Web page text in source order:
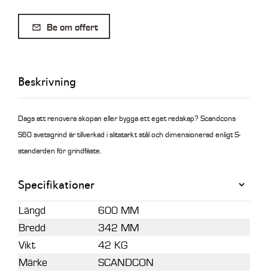
mängd
Be om offert
Beskrivning
Dags att renovera skopan eller bygga ett eget redskap? Scandcons
S60 svetsgrind är tillverkad i slitstarkt stål och dimensionerad enligt S-
standarden för grindfäste.
Specifikationer
Längd
600 MM
Bredd
342 MM
Vikt
42 KG
Märke
SCANDCON